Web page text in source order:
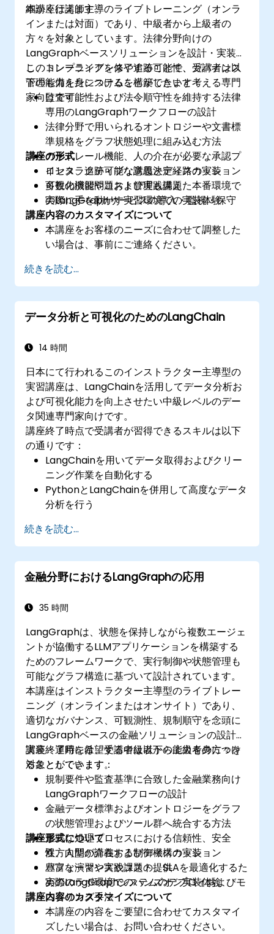
細かく行えます。
本講座は講師主導のライブトレーニング（オンラ
インまたは対面）であり、中級者から上級者の
方々を対象としています。法律分野向けの
LangGraphベースソリューションを設計・実装
し、コンプライアンスや追跡可能性、ガバナンス
管理も備えたシステムを構築したいと考える専門
家向けです。
このトレーニングを修了することで、受講者は以
下の能力を身につけることができます：
監査可能性および法令順守性を維持する法律
専用のLangGraphワークフローの設計
法律分野で用いられるオントロジーや文書標
準規格をグラフ状態処理に組み込む方法
ガードレール機能、人の介在が必要な承認プ
ロセス、追跡可能な意思決定経路の実装
​可視化機能やコスト管理も備えた本番環境で
のLangGraphサービスの導入・監視・保守
講座の形式
インタラクティブな講義とディスカッション
多数の演習問題および実践課題
実際に手を動かす実習環境での実装体験
講座内容のカスタマイズについて
本講座をお客様のニーズに合わせて調整した
い場合は、事前にご連絡ください。
続きを読む...
データ分析と可視化のためのLangChain
14 時間
日本にて行われるこのインストラクター主導型の
実習講座は、LangChainを活用してデータ分析お
よび可視化能力を向上させたい中級レベルのデー
タ関連専門家向けです。
講座終了時点で受講者が習得できるスキルは以下
の通りです：
LangChainを用いてデータ取得およびクリー
ニング作業を自動化する
PythonとLangChainを併用して高度なデータ
分析を行う
LangChainと連携させて可視化表現を作成す
る
データ分析結果から自然な言語表現による洞
察を生成するためにLangChainを活用する
続きを読む...
金融分野におけるLangGraphの応用
35 時間
LangGraphは、状態を保持しながら複数エージェ
ントが協働するLLMアプリケーションを構築する
ためのフレームワークで、実行制御や状態管理も
可能なグラフ構造に基づいて設計されています。
本講座はインストラクター主導型のライブトレー
ニング（オンラインまたはオンサイト）であり、
適切なガバナンス、可観測性、規制順守を念頭に
LangGraphベースの金融ソリューションの設計・
実装・運用を希望する中級者から上級者の方々を
対象としています。
講座終了時には、受講者は以下の能力を身につけ
ることができます：
規制要件や監査基準に合致した金融業務向け
LangGraphワークフローの設計
金融データ標準およびオントロジーをグラフ
の状態管理およびツール群へ統合する方法
重要な処理プロセスにおける信頼性、安全
性、人間が介在する制御機構の実装
パフォーマンスやコスト、SLAを最適化するた
めのLangGraphシステムのデプロイおよびモ
ニタリング手法
講座形式について
双方向型の講義およびディスカッション
豊富な演習や実践課題の提供
実際のラボ環境でのハンズオン実装体験
講座内容のカスタマイズについて
本講座の内容をご要望に合わせてカスタマイ
ズしたい場合は、お問い合わせください。